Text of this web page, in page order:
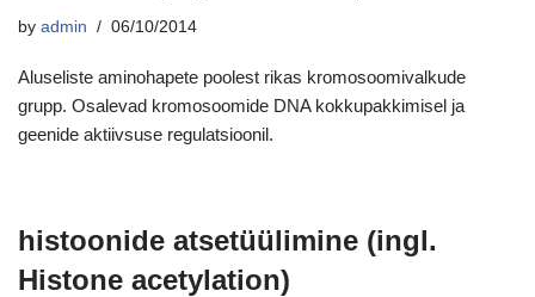
by admin 06/10/2014
Aluseliste aminohapete poolest rikas kromosoomivalkude
grupp. Osalevad kromosoomide DNA kokkupakkimisel ja
geenide aktiivsuse regulatsioonil.
histoonide atsetüülimine (ingl.
Histone acetylation)